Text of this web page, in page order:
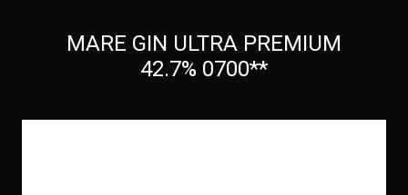
MARE GIN ULTRA PREMIUM
42.7% 0700**